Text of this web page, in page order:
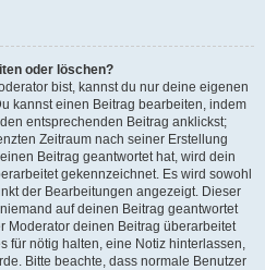
oder löschen?
bist, kannst du nur deine eigenen
kannst einen Beitrag bearbeiten, indem
entsprechenden Beitrag anklickst;
Zeitraum nach seiner Erstellung
Beitrag geantwortet hat, wird dein
gekennzeichnet. Es wird sowohl
der Bearbeitungen angezeigt. Dieser
auf deinen Beitrag geantwortet
Moderator deinen Beitrag überarbeitet
für nötig halten, eine Notiz hinterlassen,
Bitte beachte, dass normale Benutzer